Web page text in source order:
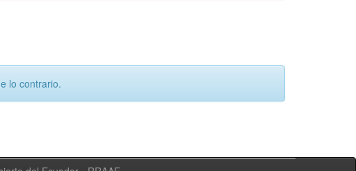
lo contrario.